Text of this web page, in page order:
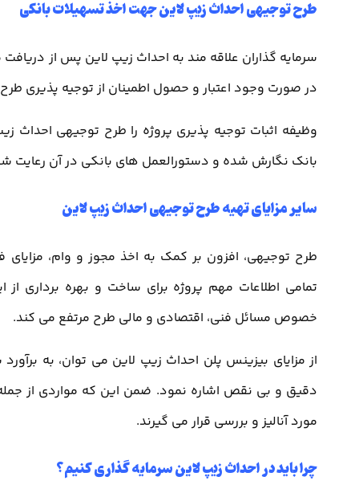
طرح توجیهی احداث زیپ لاین جهت اخذ تسهیلات بانکی
سرمایه گذاران علاقه مند به احداث زیپ لاین پس از
در صورت وجود اعتبار و حصول اطمینان از توجیه پذیری
وظیفه اثبات توجیه پذیری پروژه را طرح توجیهی احداث
بانک نگارش شده و دستورالعمل های بانکی در آن رعایت
سایر مزایای تهیه طرح توجیهی احداث زیپ لاین
طرح توجیهی، افزون بر کمک به اخذ مجوز و وام، مزایای
تمامی اطلاعات مهم پروژه برای ساخت و بهره برداری
خصوص مسائل فنی، اقتصادی و مالی طرح مرتفع می کند.
از مزایای بیزینس پلن احداث زیپ لاین می توان، به
دقیق و بی نقص اشاره نمود. ضمن این که مواردی از
مورد آنالیز و بررسی قرار می گیرند.
چرا باید در احداث زیپ لاین سرمایه گذاری کنیم؟